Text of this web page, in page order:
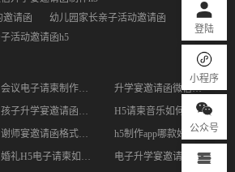
登陆
小程序
公众号
邀请函
幼儿园家长亲子活动邀请函
活动邀请函h5
会议电子请柬制作方法是什么？电子邀请函制作教程
升学宴邀请函微信电子制作更方便
孩子升学宴邀请函怎么写 升学宴要如何操办
H5请柬音乐如何选择?婚礼音乐如何选择?
谢师宴邀请函格式有哪些？谢师宴邀请短信怎么写？
h5制作app哪款好，这款制作app就不错
婚礼H5电子请柬如何制作呢 电子升学宴邀请函如何制作呢?